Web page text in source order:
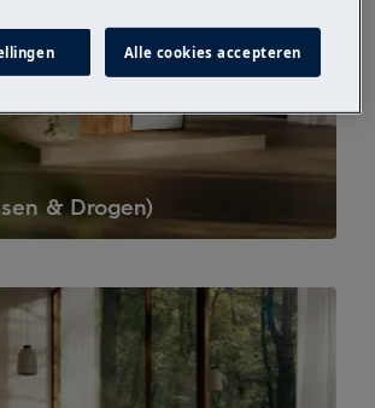
& Drogen)
Alle cookies accepteren